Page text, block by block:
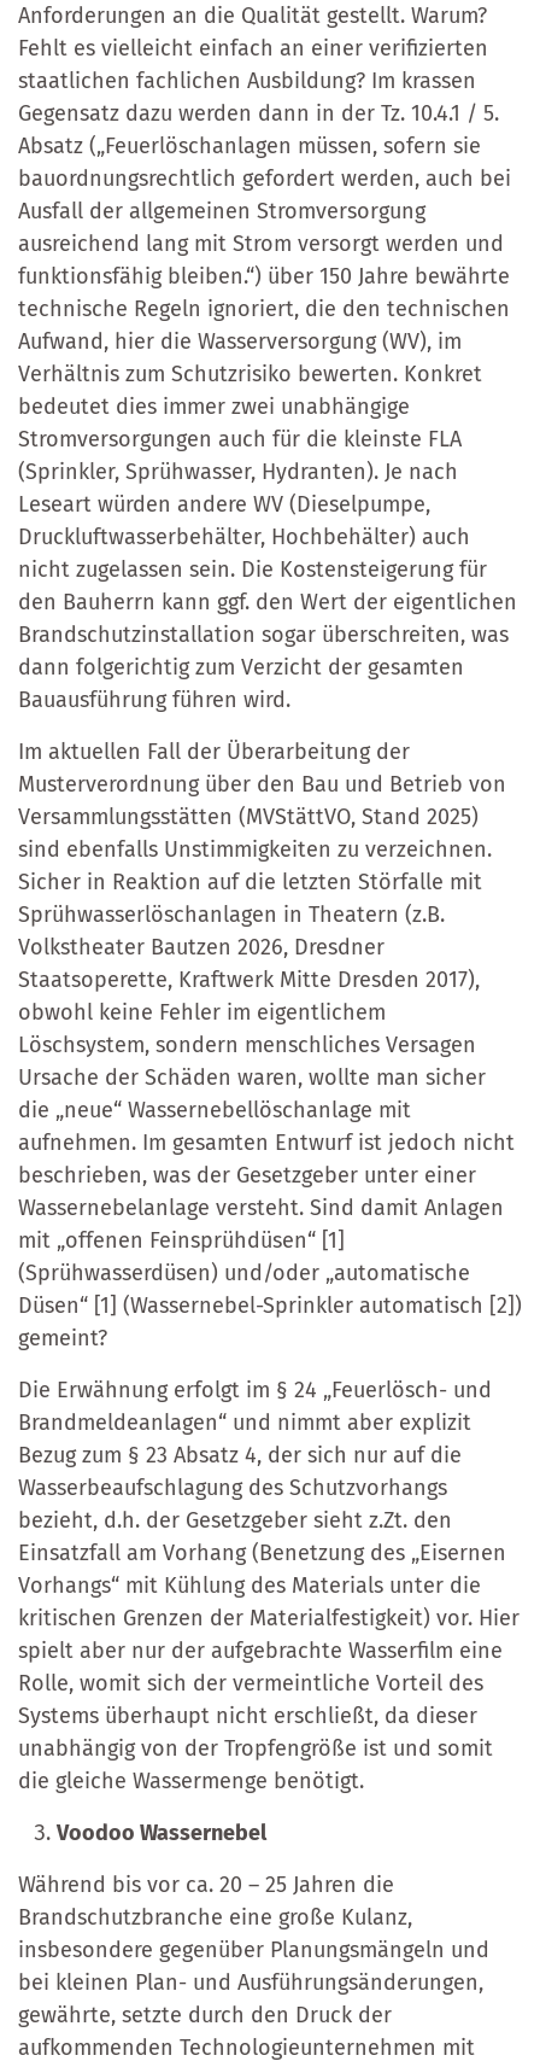
Anforderungen an die Qualität gestellt. Warum?
Fehlt es vielleicht einfach an einer verifizierten
staatlichen fachlichen Ausbildung? Im krassen
Gegensatz dazu werden dann in der Tz. 10.4.1 / 5.
Absatz („Feuerlöschanlagen müssen, sofern sie
bauordnungsrechtlich gefordert werden, auch bei
Ausfall der allgemeinen Stromversorgung
ausreichend lang mit Strom versorgt werden und
funktionsfähig bleiben.“) über 150 Jahre bewährte
technische Regeln ignoriert, die den technischen
Aufwand, hier die Wasserversorgung (WV), im
Verhältnis zum Schutzrisiko bewerten. Konkret
bedeutet dies immer zwei unabhängige
Stromversorgungen auch für die kleinste FLA
(Sprinkler, Sprühwasser, Hydranten). Je nach
Leseart würden andere WV (Dieselpumpe,
Druckluftwasserbehälter, Hochbehälter) auch
nicht zugelassen sein. Die Kostensteigerung für
den Bauherrn kann ggf. den Wert der eigentlichen
Brandschutzinstallation sogar überschreiten, was
dann folgerichtig zum Verzicht der gesamten
Bauausführung führen wird.
Im aktuellen Fall der Überarbeitung der
Musterverordnung über den Bau und Betrieb von
Versammlungsstätten (MVStättVO, Stand 2025)
sind ebenfalls Unstimmigkeiten zu verzeichnen.
Sicher in Reaktion auf die letzten Störfalle mit
Sprühwasserlöschanlagen in Theatern (z.B.
Volkstheater Bautzen 2026, Dresdner
Staatsoperette, Kraftwerk Mitte Dresden 2017),
obwohl keine Fehler im eigentlichem
Löschsystem, sondern menschliches Versagen
Ursache der Schäden waren, wollte man sicher
die „neue“ Wassernebellöschanlage mit
aufnehmen. Im gesamten Entwurf ist jedoch nicht
beschrieben, was der Gesetzgeber unter einer
Wassernebelanlage versteht. Sind damit Anlagen
mit „offenen Feinsprühdüsen“ [1]
(Sprühwasserdüsen) und/oder „automatische
Düsen“ [1] (Wassernebel-Sprinkler automatisch [2])
gemeint?
Die Erwähnung erfolgt im § 24 „Feuerlösch- und
Brandmeldeanlagen“ und nimmt aber explizit
Bezug zum § 23 Absatz 4, der sich nur auf die
Wasserbeaufschlagung des Schutzvorhangs
bezieht, d.h. der Gesetzgeber sieht z.Zt. den
Einsatzfall am Vorhang (Benetzung des „Eisernen
Vorhangs“ mit Kühlung des Materials unter die
kritischen Grenzen der Materialfestigkeit) vor. Hier
spielt aber nur der aufgebrachte Wasserfilm eine
Rolle, womit sich der vermeintliche Vorteil des
Systems überhaupt nicht erschließt, da dieser
unabhängig von der Tropfengröße ist und somit
die gleiche Wassermenge benötigt.
Voodoo Wassernebel
Während bis vor ca. 20 – 25 Jahren die
Brandschutzbranche eine große Kulanz,
insbesondere gegenüber Planungsmängeln und
bei kleinen Plan- und Ausführungsänderungen,
gewährte, setzte durch den Druck der
aufkommenden Technologieunternehmen mit